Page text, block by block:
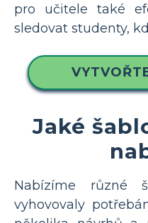
pro učitele také
sledovat studenty,
Jaké
Nabízíme různé
vyhovovaly